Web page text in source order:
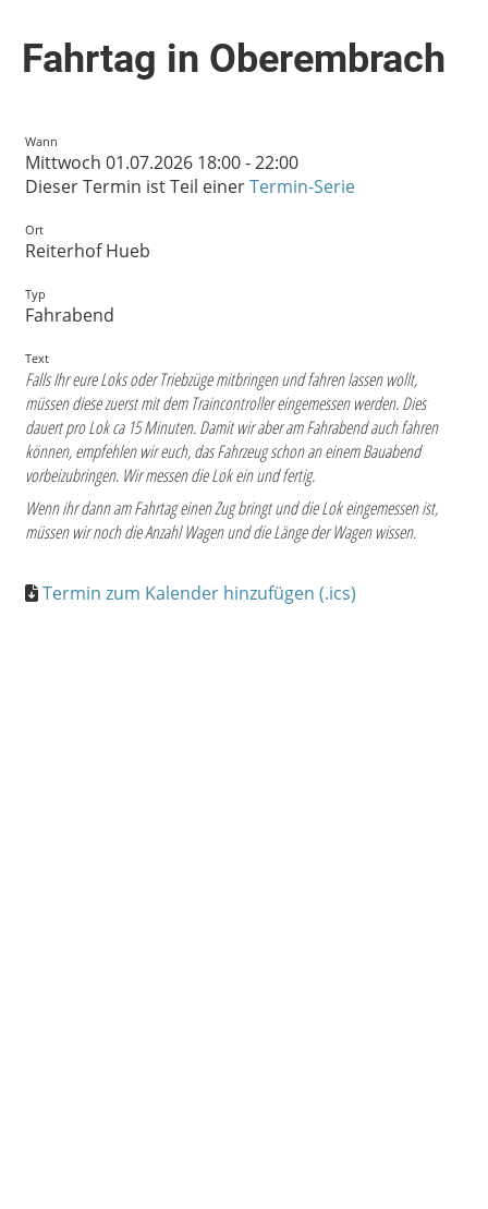
Fahrtag in Oberembrach
Wann
Mittwoch 01.07.2026 18:00 - 22:00
Dieser Termin ist Teil einerTermin-Serie
Ort
Reiterhof Hueb
Typ
Fahrabend
Text
Falls Ihr eure Loks oder Triebzüge mitbringen und fahren lassen wollt,
müssen diese zuerst mit dem Traincontroller eingemessen werden. Dies
dauert pro Lok ca 15 Minuten. Damit wir aber am Fahrabend auch fahren
können, empfehlen wir euch, das Fahrzeug schon an einem Bauabend
vorbeizubringen. Wir messen die Lok ein und fertig.
Wenn ihr dann am Fahrtag einen Zug bringt und die Lok eingemessen ist,
müssen wir noch die Anzahl Wagen und die Länge der Wagen wissen.
Termin zum Kalender hinzufügen (.ics)